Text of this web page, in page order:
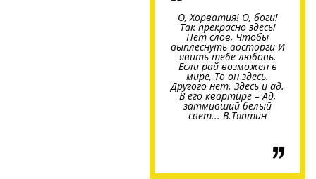
О, Хорватия! О, боги!
Так прекрасно здесь!
Нет слов, Чтобы
выплеснуть восторги И
явить тебе любовь.
Если рай возможен в
мире, То он здесь.
Другого нет. Здесь и ад.
В его квартире – Ад,
затмивший белый
свет... В.Тяптин